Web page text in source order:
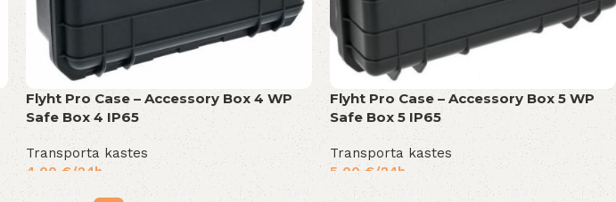
Flyht Pro Case – Accessory Box 4 WP
Safe Box 4 IP65
Transporta kastes
4,00 € /24h
Flyht Pro Case – Accessory Box 5 WP
Safe Box 5 IP65
Transporta kastes
5,00 € /24h